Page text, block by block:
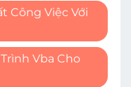
Công Việc Với
Vba Cho